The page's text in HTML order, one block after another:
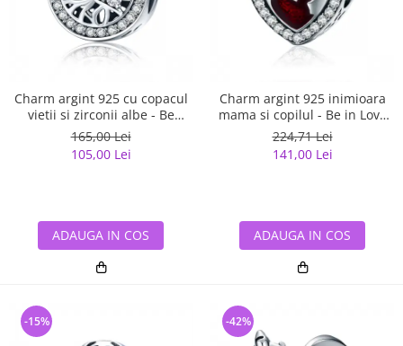
Charm argint 925 cu copacul
vietii si zirconii albe - Be
Nature PST0120
165,00 Lei
105,00 Lei
ADAUGA IN COS
Charm argint 925 inimioara
mama si copilul - Be in Love
PST0122
224,71 Lei
141,00 Lei
ADAUGA IN COS
-15% -42%